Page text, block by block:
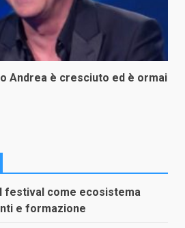
Andrea è cresciuto ed è ormai
festival come ecosistema
e formazione